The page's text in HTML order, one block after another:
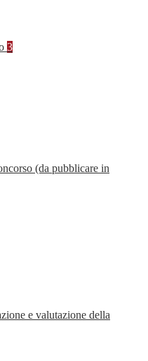
3
(da pubblicare in
e valutazione della